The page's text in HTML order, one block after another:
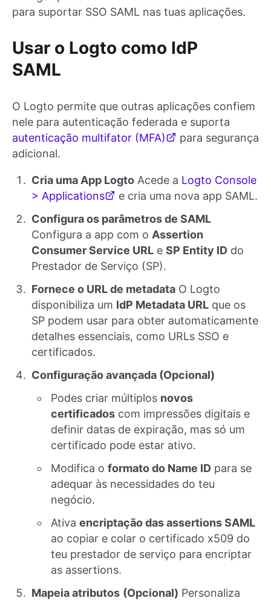
para suportar SSO SAML nas tuas aplicações.
Usar o Logto como IdP
SAML
O Logto permite que outras aplicações confiem
nele para autenticação federada e suporta
autenticação multifator (MFA)
para segurança
adicional.
Cria uma App Logto Acede a Logto Console
> Applications
e cria uma nova app SAML.
Configura os parâmetros de SAML
Configura a app com o Assertion
Consumer Service URL e SP Entity ID do
Prestador de Serviço (SP).
Fornece o URL de metadata O Logto
disponibiliza um IdP Metadata URL que os
SP podem usar para obter automaticamente
detalhes essenciais, como URLs SSO e
certificados.
Configuração avançada (Opcional)
Podes criar múltiplos novos
certificados com impressões digitais e
definir datas de expiração, mas só um
certificado pode estar ativo.
Modifica o formato do Name ID para se
adequar às necessidades do teu
negócio.
Ativa encriptação das assertions SAML
ao copiar e colar o certificado x509 do
teu prestador de serviço para encriptar
as assertions.
Mapeia atributos (Opcional) Personaliza